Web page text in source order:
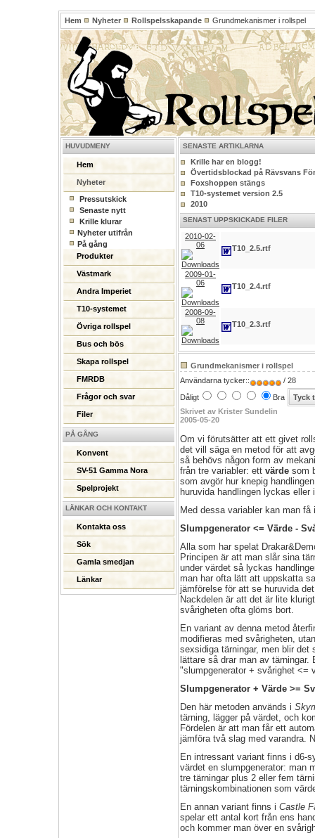
Hem Nyheter Rollspelsskapande Grundmekanismer i rollspel
HUVUDMENY
Hem
Nyheter
Pressutskick
Senaste nytt
Krille klurar
Nyheter utifrån
På gång
Produkter
Västmark
Andra Imperiet
T10-systemet
Övriga rollspel
Bus och bös
Skapa rollspel
FMRDB
Frågor och svar
Filer
PÅ GÅNG
Konvent
SV-51 Gamma Nora
Spelprojekt
LÄNKAR OCH KONTAKT
Kontakta oss
Sök
Gamla smedjan
Länkar
SENASTE ARTIKLARNA
Krille har en blogg!
Övertidsblockad på Rävsvans
Foxshoppen stängs
T10-systemet version 2.5
2010
SENAST UPPSKICKADE FILER
2010-02-
06
T10_2.5.rtf
2009-01-
06
T10_2.4.rtf
2008-09-
08
T10_2.3.rtf
Grundmekanismer i rollspel
Användarna tycker::
/ 28
Dåligt
Bra
Skrivet av Krister Sundelin
2005-05-20
Om vi förutsätter att ett givet
det vill säga en metod för att
så behövs någon form av
från tre variabler: ett värde som
som avgör hur knepig
huruvida handlingen lyckas eller
Med dessa variabler kan man
Slumpgenerator <= Värde -
Alla som har spelat
Principen är att man slår sina
under värdet så lyckas
man har ofta lätt att uppskatta
jämförelse för att se huruvida
Nackdelen är att det är lite
svårigheten ofta glöms bort.
En variant av denna metod
modifieras med svårigheten,
sexsidiga tärningar, men blir det
lättare så drar man av
"slumpgenerator + svårighet <=
Slumpgenerator + Värde >=
Den här metoden används i
tärning, lägger på värdet, och
Fördelen är att man får ett
jämföra två slag med varandra.
En intressant variant finns i d6-
värdet en slumpgenerator: man
tre tärningar plus 2 eller fem
tärningskombinationen som
En annan variant finns i Castle
spelar ett antal kort från ens
och kommer man över en